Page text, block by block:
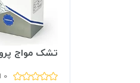
تشک مواج
0 از 0 رای